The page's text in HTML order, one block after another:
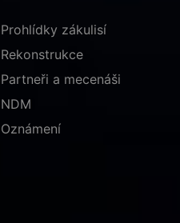
Prohlídky zákulisí
Rekonstrukce
Partneři a mecenáši
NDM
Oznámení